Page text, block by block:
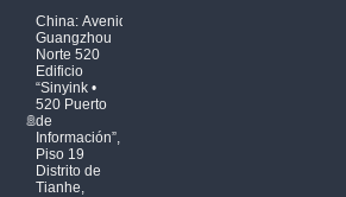
China: Avenida
Guangzhou
Norte 520
Edificio
“Sinyink •
520 Puerto
de
Información”,
Piso 19
Distrito de
Tianhe,